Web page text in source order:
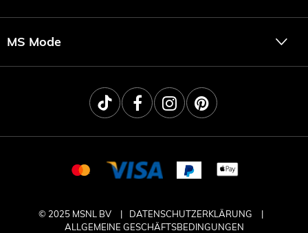
MS Mode
© 2025 MSNL BV
DATENSCHUTZERKLÄRUNG
ALLGEMEINE GESCHÄFTSBEDINGUNGEN